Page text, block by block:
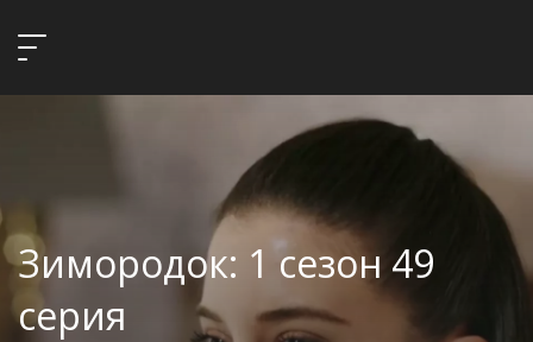
Зимородок: 1 сезон 49
серия